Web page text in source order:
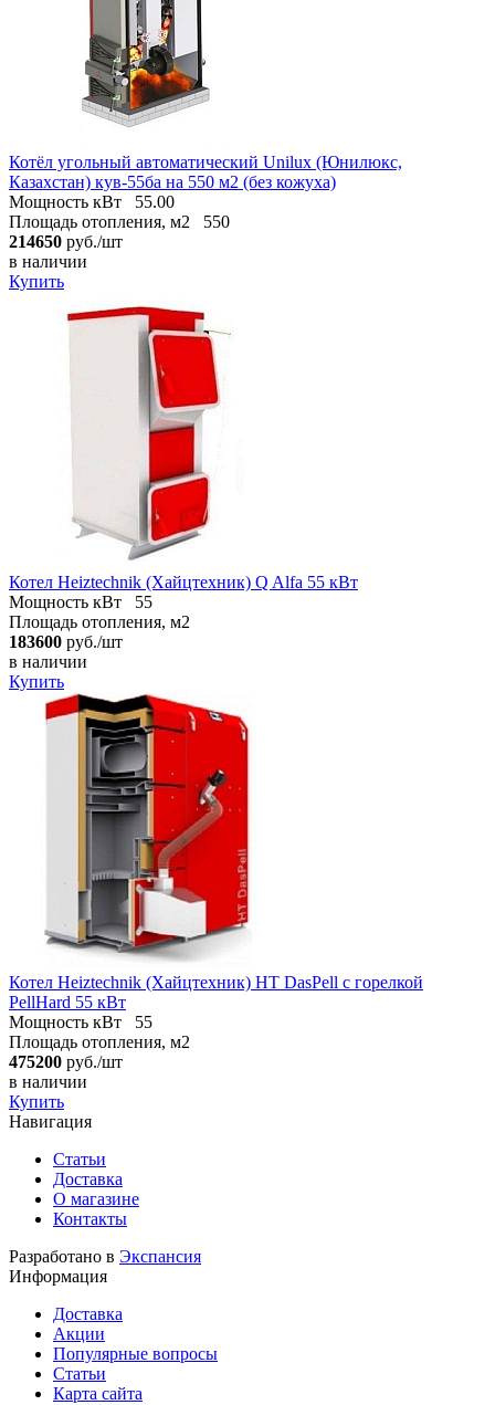
Котёл угольный автоматический Unilux (Юнилюкс,
Казахстан) кув-55ба на 550 м2 (без кожуха)
Мощность кВт
55.00
Площадь отопления, м2
550
214650 руб./шт
в наличии
Купить
Котел Heiztechnik (Хайцтехник) Q Alfa 55 кВт
Мощность кВт
55
Площадь отопления, м2
183600 руб./шт
в наличии
Купить
Котел Heiztechnik (Хайцтехник) HT DasPell с горелкой
PellHard 55 кВт
Мощность кВт
55
Площадь отопления, м2
475200 руб./шт
в наличии
Купить
Навигация
Статьи
Доставка
О магазине
Контакты
Разработано в Экспансия
Информация
Доставка
Акции
Популярные вопросы
Статьи
Карта сайта